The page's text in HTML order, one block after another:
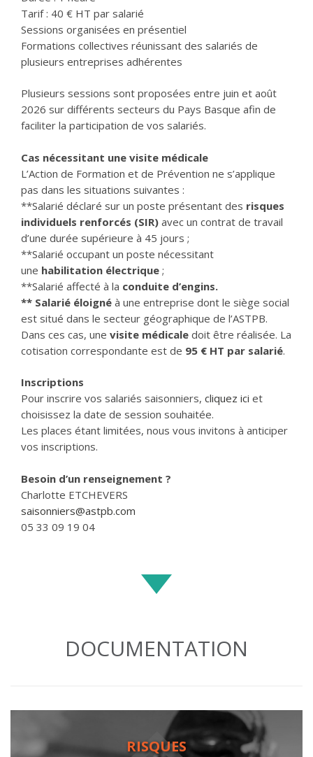
Tarif : 40 € HT par salarié
Sessions organisées en présentiel
Formations collectives réunissant des salariés de
plusieurs entreprises adhérentes
Plusieurs sessions sont proposées entre juin et août
2026 sur différents secteurs du Pays Basque afin de
faciliter la participation de vos salariés.
Cas nécessitant une visite médicale
L’Action de Formation et de Prévention ne s’applique
pas dans les situations suivantes :
**Salarié déclaré sur un poste présentant des risques
individuels renforcés (SIR) avec un contrat de travail
d’une durée supérieure à 45 jours ;
**Salarié occupant un poste nécessitant
une habilitation électrique ;
**Salarié affecté à la conduite d’engins.
** Salarié éloigné à une entreprise dont le siège social
est situé dans le secteur géographique de l’ASTPB.
Dans ces cas, une visite médicale doit être réalisée. La
cotisation correspondante est de 95 € HT par salarié.
Inscriptions
Pour inscrire vos salariés saisonniers, cliquez ici et
choisissez la date de session souhaitée.
Les places étant limitées, nous vous invitons à anticiper
vos inscriptions.
Besoin d’un renseignement ?
Charlotte ETCHEVERS
saisonniers@astpb.com
05 33 09 19 04
DOCUMENTATION
RISQUES